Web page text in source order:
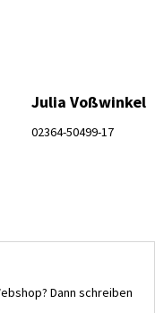
Julia Voßwinkel
02364-50499-17
Dann schreiben